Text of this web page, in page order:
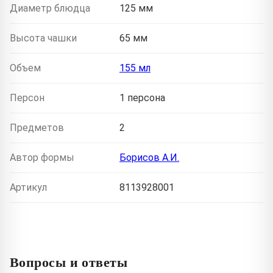
Диаметр блюдца 125 мм
Высота чашки 65 мм
Объем 155 мл
Персон 1 персона
Предметов 2
Автор формы Борисов А.И.
Артикул 8113928001
Вопросы и ответы